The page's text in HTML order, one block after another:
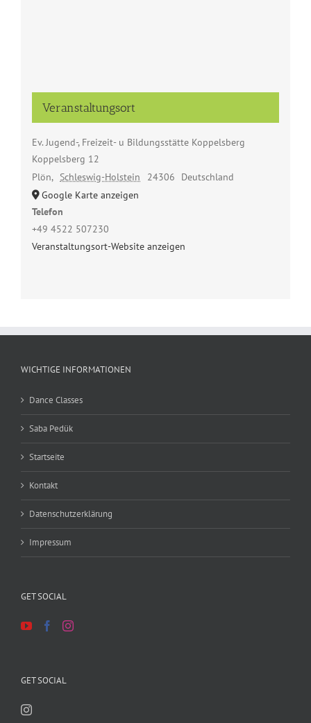
Veranstaltungsort
Ev. Jugend-, Freizeit- u Bildungsstätte Koppelsberg
Koppelsberg 12
Plön, Schleswig-Holstein 24306
Deutschland
Google Karte anzeigen
Telefon
+49 4522 507230
Veranstaltungsort-Website anzeigen
WICHTIGE INFORMATIONEN
Dance Classes
Saba Pedük
Startseite
Kontakt
Datenschutzerklärung
Impressum
GET SOCIAL
GET SOCIAL